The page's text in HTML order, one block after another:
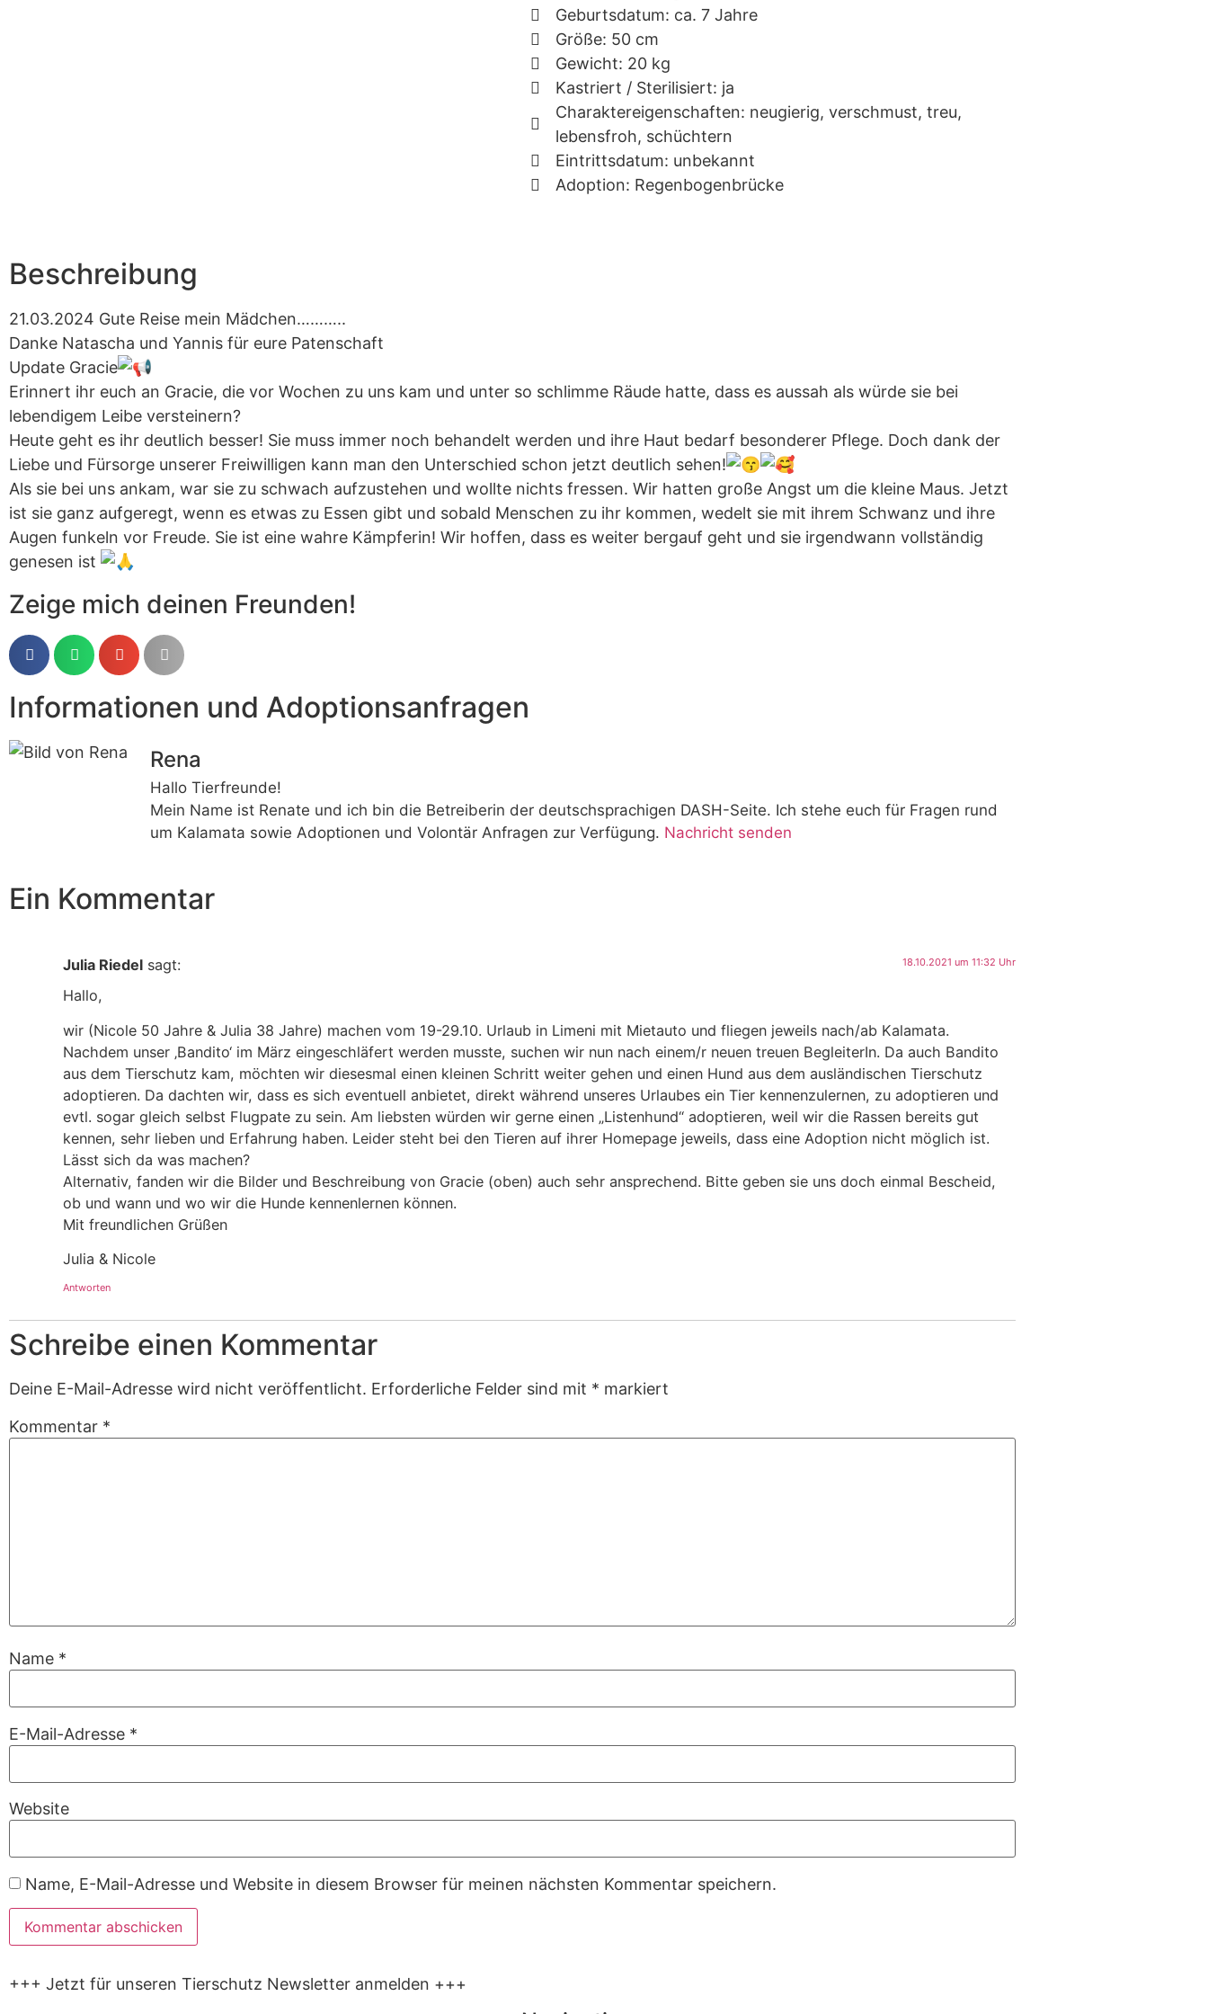
Geburtsdatum: ca. 7 Jahre
Größe: 50 cm
Gewicht: 20 kg
Kastriert / Sterilisiert: ja
Charaktereigenschaften: neugierig, verschmust, treu,
lebensfroh, schüchtern
Eintrittsdatum: unbekannt
Adoption: Regenbogenbrücke
Beschreibung
21.03.2024 Gute Reise mein Mädchen………..
Danke Natascha und Yannis für eure Patenschaft
Update Gracie
Erinnert ihr euch an Gracie, die vor Wochen zu uns kam und unter so schlimme Räude hatte, dass es aussah als würde sie bei
lebendigem Leibe versteinern?
Heute geht es ihr deutlich besser! Sie muss immer noch behandelt werden und ihre Haut bedarf besonderer Pflege. Doch dank der
Liebe und Fürsorge unserer Freiwilligen kann man den Unterschied schon jetzt deutlich sehen!
Als sie bei uns ankam, war sie zu schwach aufzustehen und wollte nichts fressen. Wir hatten große Angst um die kleine Maus. Jetzt
ist sie ganz aufgeregt, wenn es etwas zu Essen gibt und sobald Menschen zu ihr kommen, wedelt sie mit ihrem Schwanz und ihre
Augen funkeln vor Freude. Sie ist eine wahre Kämpferin! Wir hoffen, dass es weiter bergauf geht und sie irgendwann vollständig
genesen ist
Zeige mich deinen Freunden!
Informationen und Adoptionsanfragen
Rena
Hallo Tierfreunde!
Mein Name ist Renate und ich bin die Betreiberin der deutschsprachigen DASH-Seite. Ich stehe euch für Fragen rund
um Kalamata sowie Adoptionen und Volontär Anfragen zur Verfügung. Nachricht senden
Ein Kommentar
Julia Riedel sagt: 18.10.2021 um 11:32 Uhr
Hallo,
wir (Nicole 50 Jahre & Julia 38 Jahre) machen vom 19-29.10. Urlaub in Limeni mit Mietauto und fliegen jeweils nach/ab Kalamata.
Nachdem unser ‚Bandito‘ im März eingeschläfert werden musste, suchen wir nun nach einem/r neuen treuen BegleiterIn. Da auch Bandito
aus dem Tierschutz kam, möchten wir diesesmal einen kleinen Schritt weiter gehen und einen Hund aus dem ausländischen Tierschutz
adoptieren. Da dachten wir, dass es sich eventuell anbietet, direkt während unseres Urlaubes ein Tier kennenzulernen, zu adoptieren und
evtl. sogar gleich selbst Flugpate zu sein. Am liebsten würden wir gerne einen „Listenhund“ adoptieren, weil wir die Rassen bereits gut
kennen, sehr lieben und Erfahrung haben. Leider steht bei den Tieren auf ihrer Homepage jeweils, dass eine Adoption nicht möglich ist.
Lässt sich da was machen?
Alternativ, fanden wir die Bilder und Beschreibung von Gracie (oben) auch sehr ansprechend. Bitte geben sie uns doch einmal Bescheid,
ob und wann und wo wir die Hunde kennenlernen können.
Mit freundlichen Grüßen
Julia & Nicole
Antworten
Schreibe einen Kommentar
Deine E-Mail-Adresse wird nicht veröffentlicht. Erforderliche Felder sind mit * markiert
Kommentar *
Name *
E-Mail-Adresse *
Website
Name, E-Mail-Adresse und Website in diesem Browser für meinen nächsten Kommentar speichern.
+++ Jetzt für unseren Tierschutz Newsletter anmelden +++